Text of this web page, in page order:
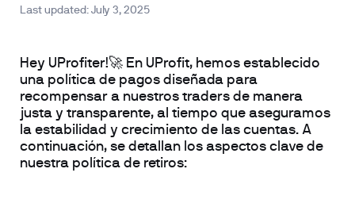
Last updated: July 3, 2025
Hey UProfiter!🚀 En UProfit, hemos establecido
una política de pagos diseñada para
recompensar a nuestros traders de manera
justa y transparente, al tiempo que aseguramos
la estabilidad y crecimiento de las cuentas. A
continuación, se detallan los aspectos clave de
nuestra política de retiros: